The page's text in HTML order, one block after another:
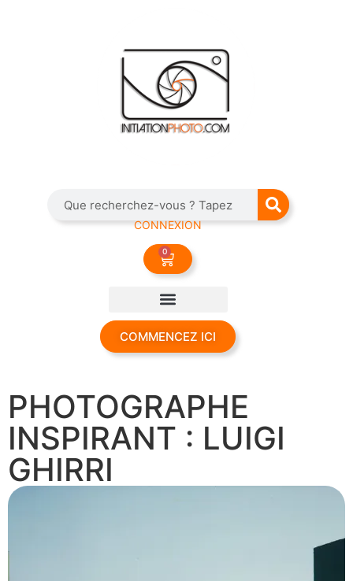
CONNEXION
0
COMMENCEZ ICI
PHOTOGRAPHE
INSPIRANT : LUIGI
GHIRRI